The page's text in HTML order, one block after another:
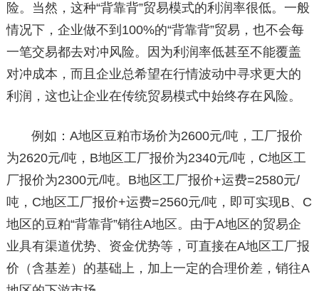
险。当然，这种“背靠背”贸易模式的利润率很低。一般
情况下，企业做不到100%的“背靠背”贸易，也不会每
一笔交易都去对冲风险。因为利润率低甚至不能覆盖
对冲成本，而且企业总希望在行情波动中寻求更大的
利润，这也让企业在传统贸易模式中始终存在风险。
例如：A地区豆粕市场价为2600元/吨，工厂报价
为2620元/吨，B地区工厂报价为2340元/吨，C地区工
厂报价为2300元/吨。B地区工厂报价+运费=2580元/
吨，C地区工厂报价+运费=2560元/吨，即可实现B、C
地区的豆粕“背靠背”销往A地区。由于A地区的贸易企
业具有渠道优势、资金优势等，可直接在A地区工厂报
价（含基差）的基础上，加上一定的合理价差，销往A